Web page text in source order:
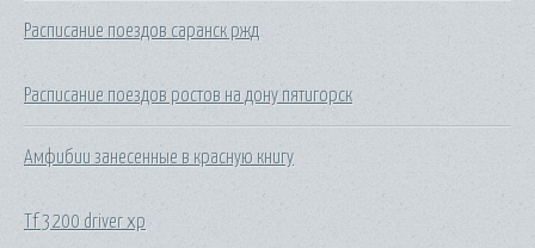
Расписание поездов саранск ржд
Расписание поездов ростов на дону пятигорск
Амфибии занесенные в красную книгу
Tf 3200 driver xp